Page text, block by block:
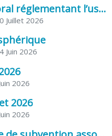
Arrêté préfectoral réglementant l’usage de l’eau
Juillet 2026
Juin 2026
2026
2026
2026